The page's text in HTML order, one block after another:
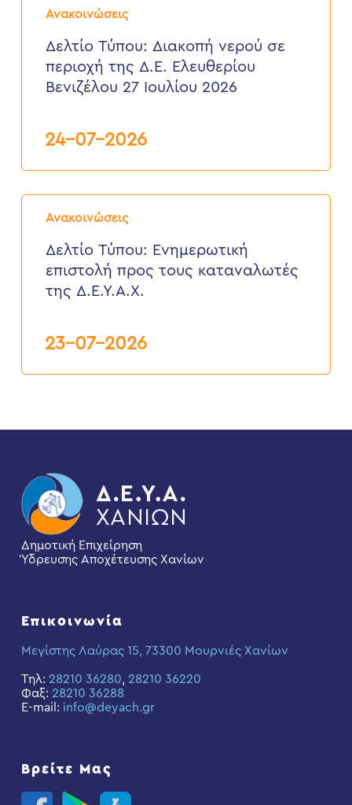
2026Ανακοινώσεις
Τύπου:
νερού
περιοχή
2026
Δελτίο Τύπου: Διακοπή νερού σε
περιοχή της Δ.Ε. Ελευθερίου
Βενιζέλου 27 Ιουλίου 2026
24-07-2026
Ανακοινώσεις
Δελτίο
Τύπου:
επιστολή
προς
τους
καταναλωτές
Δελτίο Τύπου: Eνημερωτική
επιστολή προς τους καταναλωτές
της Δ.Ε.Υ.Α.Χ.
23-07-2026
Δημοτική Επιχείρηση
Ύδρευσης Αποχέτευσης Χανίων
Επικοινωνία
Μεγίστης Λαύρας 15, 73300 Μουρνιές Χανίων
Τηλ: 28210 36280, 28210 36220
Φαξ: 28210 36288
E-mail: info@deyach.gr
Βρείτε Μας